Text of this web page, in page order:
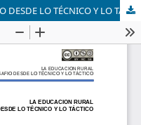
LA EDUCACION RURAL UN DESAFIO DESDE LO TÉCNICO Y LO TÁCTICO